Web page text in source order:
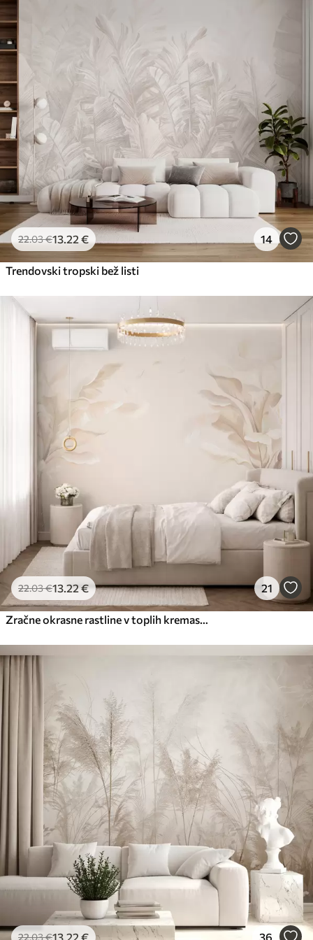
Premium vinil
.00 39 €/m²
Peel and Stick
81 .67 49 .00€ /m²
22.03€13 .22 € 14
Trendovski tropski bež listi
22.03€13 .22€ 21
22.03€13 .22 € 36